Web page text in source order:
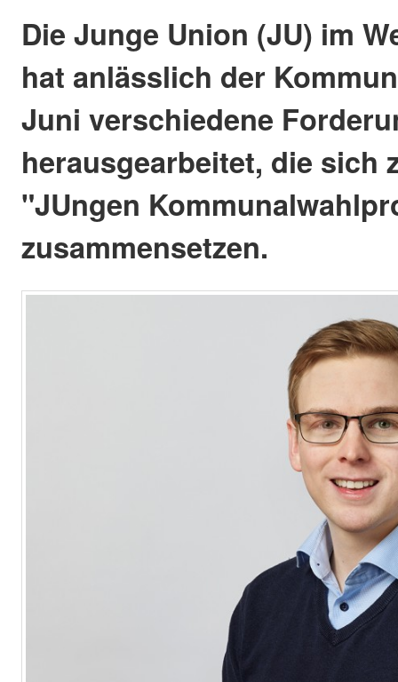
Die Junge Union (JU) im
hat anlässlich der
Juni verschiedene
herausgearbeitet, die sich
"JUngen
zusammensetzen.